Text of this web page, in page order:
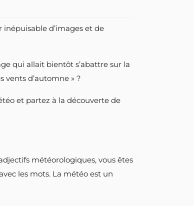
d’images et de
qui allait bientôt s’abattre sur la
vents d’automne » ?
et partez à la découverte de
météorologiques, vous êtes
les mots. La météo est un